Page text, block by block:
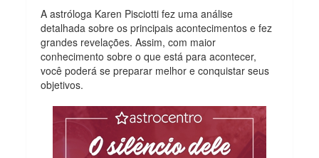
A astróloga Karen Pisciotti fez uma análise
detalhada sobre os principais acontecimentos e fez
grandes revelações. Assim, com maior
conhecimento sobre o que está para acontecer,
você poderá se preparar melhor e conquistar seus
objetivos.